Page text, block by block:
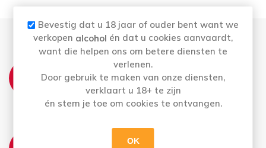
THUISLEVERING:
Wij leveren elke dinsdag- &
donderdagnamiddag aan huis
Bevestig dat u 18 jaar of ouder bent want we
verkopen alcohol én dat u cookies aanvaardt,
want die helpen ons om betere diensten te
verlenen.
Door gebruik te maken van onze diensten,
verklaart u 18+ te zijn
én stem je toe om cookies te ontvangen.
OK